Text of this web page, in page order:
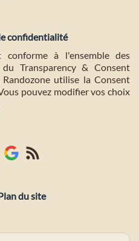
confidentialité
conforme à l'ensemble des
Transparency & Consent
utilise la Consent
pouvez modifier vos choix
du site